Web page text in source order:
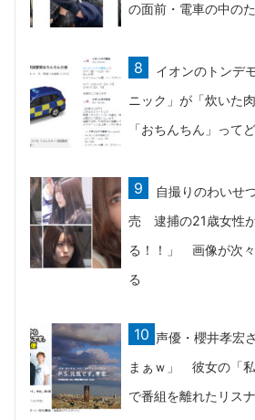
の面前・電車の中の
イオンのトンデ
ニック」が「炊いた
「おちんちん」って
自撮りのわいせ
売 逮捕の21歳女性
る！！」 画像が次
る
声優・櫻井孝宏
まぁｗ」 彼女の「私
で番組を離れたリス